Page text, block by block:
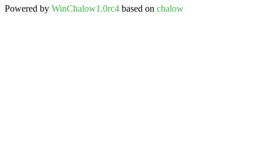
Powered by WinChalow1.0rc4 based on chalow